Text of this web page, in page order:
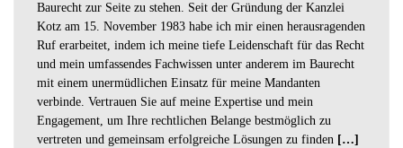
Baurecht zur Seite zu stehen. Seit der Gründung der Kanzlei
Kotz am 15. November 1983 habe ich mir einen herausragenden
Ruf erarbeitet, indem ich meine tiefe Leidenschaft für das Recht
und mein umfassendes Fachwissen unter anderem im Baurecht
mit einem unermüdlichen Einsatz für meine Mandanten
verbinde. Vertrauen Sie auf meine Expertise und mein
Engagement, um Ihre rechtlichen Belange bestmöglich zu
vertreten und gemeinsam erfolgreiche Lösungen zu finden […]